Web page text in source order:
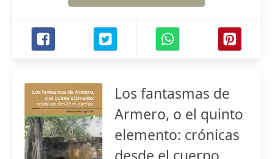
Los fantasmas de
Armero, o el quinto
elemento: crónicas